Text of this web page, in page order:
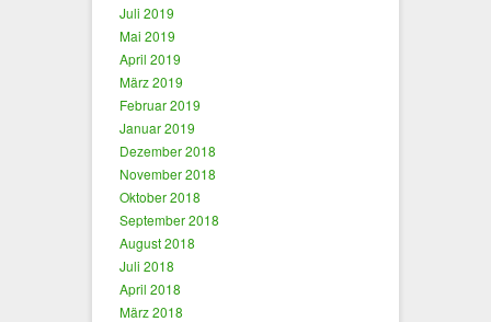
Juli 2019
Mai 2019
April 2019
März 2019
Februar 2019
Januar 2019
Dezember 2018
November 2018
Oktober 2018
September 2018
August 2018
Juli 2018
April 2018
März 2018